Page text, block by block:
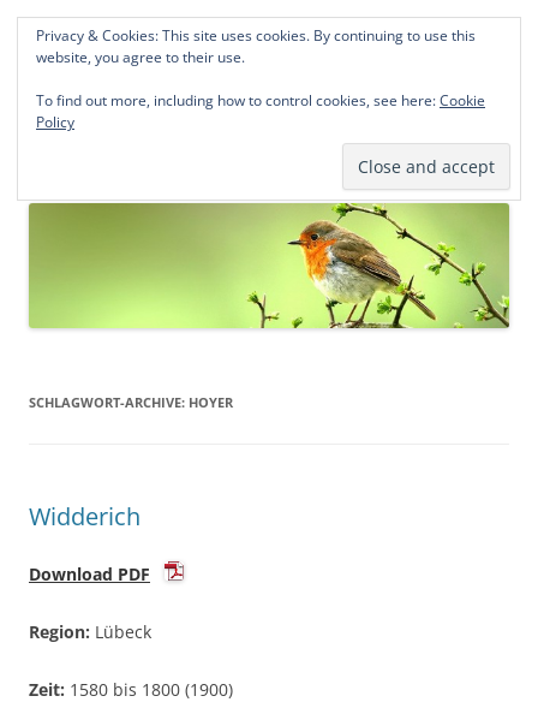
Norddeutsche Genealogien
Michael Kohlhaas und Jens Kirchhoff
springen
SCHLAGWORT-ARCHIVE: HOYER
Widderich
Download PDF
Region: Lübeck
Zeit: 1580 bis 1800 (1900)
Privacy & Cookies: This site uses cookies. By continuing to use this
website, you agree to their use.
To find out more, including how to control cookies, see here:Cookie
Policy